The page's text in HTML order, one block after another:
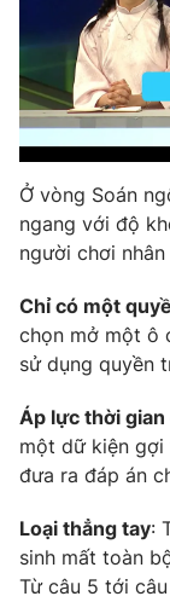
Ở vòng Soán
ngang với độ
người chơi
Chỉ có một
chọn mở một ô
sử dụng quyền
Áp lực thời gian
một dữ kiện gợi
đưa ra đáp án
Loại thẳng tay:
sinh mất toàn
Từ câu 5 tới